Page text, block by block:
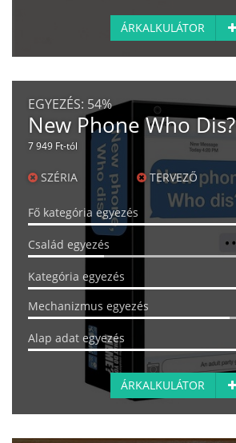
ÁRKALKULÁTOR
EGYEZÉS: 54%
New Phone Who Dis?
7 949 Ft-tól
SZÉRIA TERVEZŐ
Fő kategória egyezés
Család egyezés
Kategória egyezés
Mechanizmus egyezés
Alap adat egyezés
ÁRKALKULÁTOR